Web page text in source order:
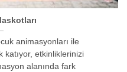
animasyonları ile
katıyor, etkinliklerinizi
alanında fark